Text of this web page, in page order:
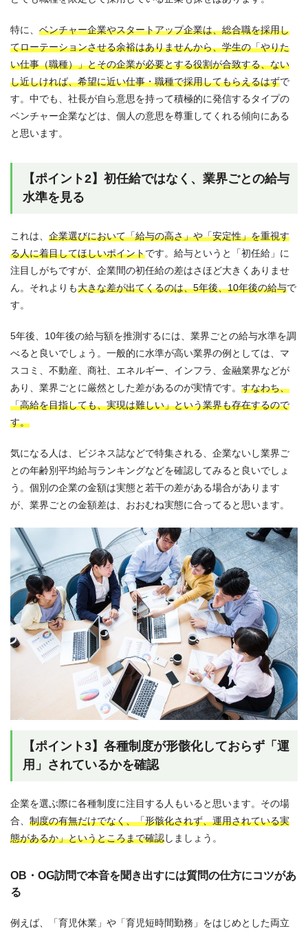
特に、 ベンチャー企業やスタートアップ企業は、総合職を採用し
てローテーションさせる余裕はありませんから、学生の「やりた
い仕事（職種）」とその企業が必要とする役割が合致する、ない
し近しければ、希望に近い仕事・職種で採用してもらえるはずで
す。中でも、社長が自ら意思を持って積極的に発信するタイプの
ベンチャー企業などは、個人の意思を尊重してくれる傾向にある
と思います。
【ポイント2】初任給ではなく、業界ごとの給与
水準を見る
これは、 企業選びにおいて「給与の高さ」や「安定性」を重視す
る人に着目してほしいポイントです。給与というと「初任給」に
注目しがちですが、企業間の初任給の差はさほど大きくありませ
ん。それよりも大きな差が出てくるのは、5年後、10年後の給与で
す。
5年後、10年後の給与額を推測するには、業界ごとの給与水準を調
べると良いでしょう。一般的に水準が高い業界の例としては、マ
スコミ、不動産、商社、エネルギー、インフラ、金融業界などが
あり、業界ごとに厳然とした差があるのが実情です。 すなわち、
「高給を目指しても、実現は難しい」という業界も存在するので
す。
気になる人は、ビジネス誌などで特集される、企業ないし業界ご
との年齢別平均給与ランキングなどを確認してみると良いでしょ
う。個別の企業の金額は実態と若干の差がある場合があります
が、業界ごとの金額差は、おおむね実態に合ってると思います。
【ポイント3】各種制度が形骸化しておらず「運
用」されているかを確認
企業を選ぶ際に各種制度に注目する人もいると思います。その場
合、 制度の有無だけでなく、「形骸化されず、運用されている実
態があるか」というところまで確認しましょう。
OB・OG訪問で本音を聞き出すには質問の仕方にコツがあ
る
例えば、「育児休業」や「育児短時間勤務」をはじめとした両立